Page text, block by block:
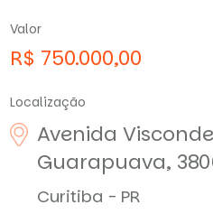
Valor
R$ 750.000,00
Localização
Avenida
Guarapuava,
Curitiba - PR